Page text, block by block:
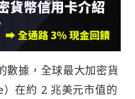
數據，全球最大加密貨
在約 2 兆美元市值的